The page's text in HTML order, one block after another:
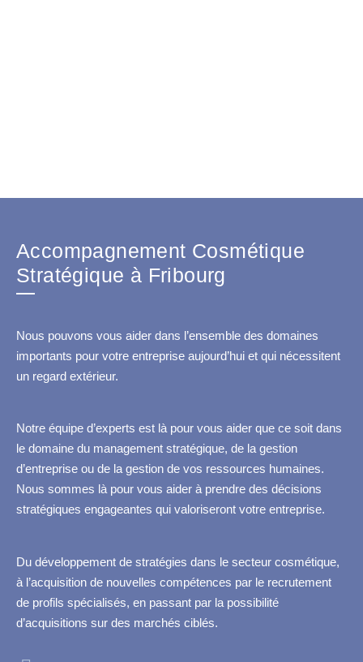
Accompagnement Cosmétique
Stratégique à Fribourg
Nous pouvons vous aider dans l’ensemble des domaines
importants pour votre entreprise aujourd’hui et qui nécessitent
un regard extérieur.
Notre équipe d’experts est là pour vous aider que ce soit dans
le domaine du management stratégique, de la gestion
d’entreprise ou de la gestion de vos ressources humaines.
Nous sommes là pour vous aider à prendre des décisions
stratégiques engageantes qui valoriseront votre entreprise.
Du développement de stratégies dans le secteur cosmétique,
à l’acquisition de nouvelles compétences par le recrutement
de profils spécialisés, en passant par la possibilité
d’acquisitions sur des marchés ciblés.